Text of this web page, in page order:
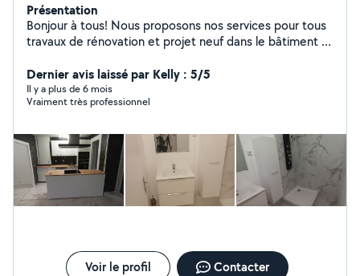
Présentation
Bonjour à tous! Nous proposons nos services pour tous
travaux de rénovation et projet neuf dans le bâtiment et
Agrandissement -Surélévation -Démolition -Cloisons-
Isolation et faux-plafonds -Revêtement de sols et murs
( carrelage, sol pvc, sol stratifié, parquet) Plomberie -
Piscine ( Terrassement et maçonnerie) Façade
Dernier avis laissé par Kelly : 5/5
Il y a plus de 6 mois
Vraiment très professionnel
Voir le profil Contacter